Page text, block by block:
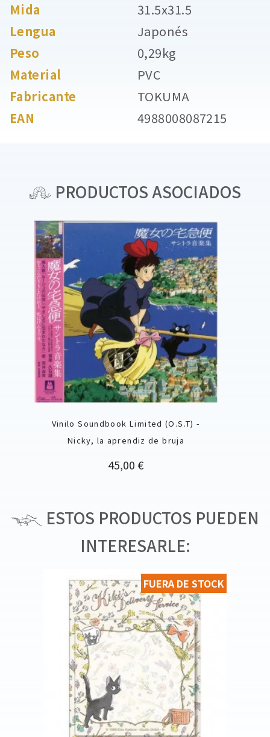
Mida
31.5x31.5
Lengua
Japonés
Peso
0,29kg
Material
PVC
Fabricante
TOKUMA
EAN
4988008087215
PRODUCTOS ASOCIADOS
Vinilo Soundbook Limited (O.S.T) -
Nicky, la aprendiz de bruja
Precio
45,00 €
ESTOS PRODUCTOS PUEDEN
INTERESARLE:
FUERA DE STOCK